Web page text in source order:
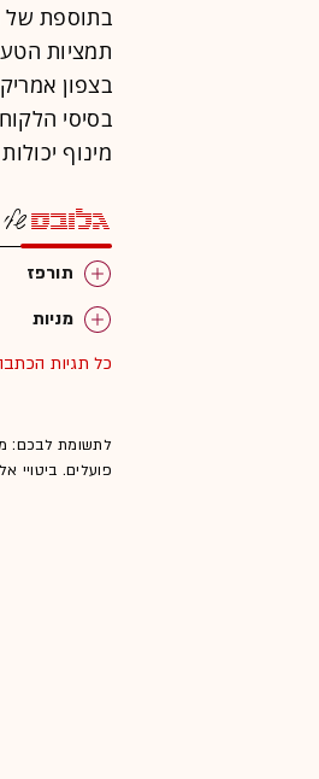
בתוספת של
תמציות
בצפון
בסיסי
מינוף
תורפז
מניות
כל תגיות
לתשומת לבכם:
פועלים. ביטויי